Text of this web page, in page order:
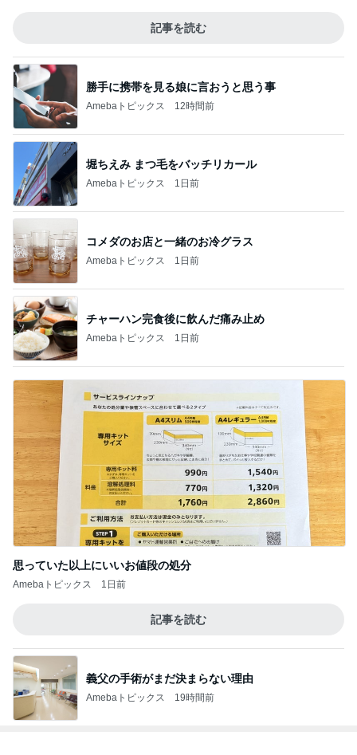
記事を読む
勝手に携帯を見る娘に言おうと思う事
Amebaトピックス 12時間前
堀ちえみ まつ毛をバッチリカール
Amebaトピックス 1日前
コメダのお店と一緒のお冷グラス
Amebaトピックス 1日前
チャーハン完食後に飲んだ痛み止め
Amebaトピックス 1日前
思っていた以上にいいお値段の処分
Amebaトピックス 1日前
記事を読む
義父の手術がまだ決まらない理由
Amebaトピックス 19時間前